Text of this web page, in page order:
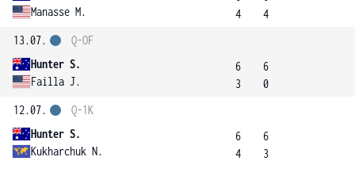
Manasse M.
4
4
13.07.
Hunter S.
Failla J.
Q-OF
6
3
6
0
12.07.
Hunter S.
Kukharchuk N.
Q-1K
6
4
6
3